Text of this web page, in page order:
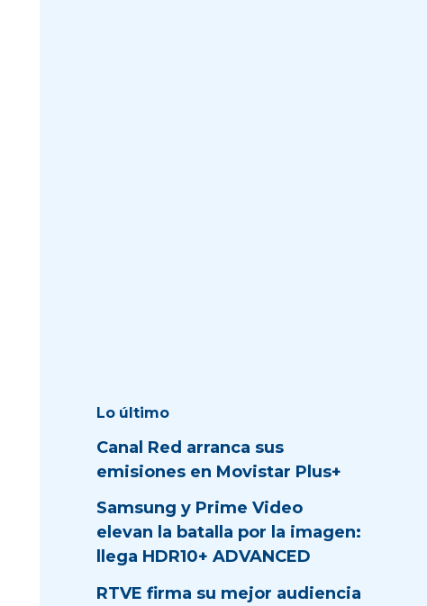
Lo último
Canal Red arranca sus
emisiones en Movistar Plus+
Samsung y Prime Video
elevan la batalla por la imagen:
llega HDR10+ ADVANCED
RTVE firma su mejor audiencia